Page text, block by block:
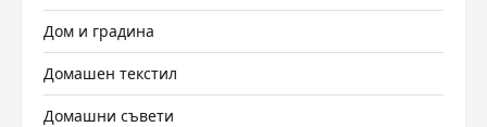
Дом и градина
Домашен текстил
Домашни съвети